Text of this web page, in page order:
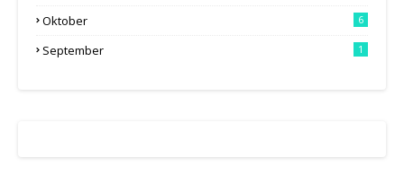
Oktober 6
September 1